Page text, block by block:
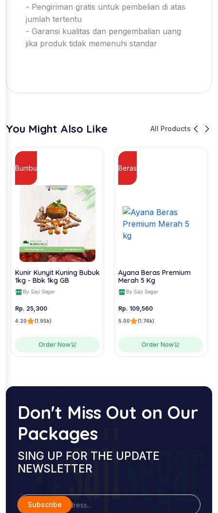
- Pengiriman gratis untuk pembelian di atas
jumlah tertentu
- Garansi kualitas dan pengembalian uang
jika produk tidak memenuhi standar
You Might Also Like All Products
Bumbu
Kunir Kunyit Kuning Bubuk
1kg - Bbk 1kg GB
By Saji Segar
Rp. 25,300
4.20 (1.95k)
Order Now
Beras
Ayana Beras Premium
Merah 5 Kg
By Saji Segar
Rp. 109,560
5.00 (1.74k)
Order Now
Don't Miss Out on Our
Packages
SING UP FOR THE UPDATE
NEWSLETTER
Subscribe